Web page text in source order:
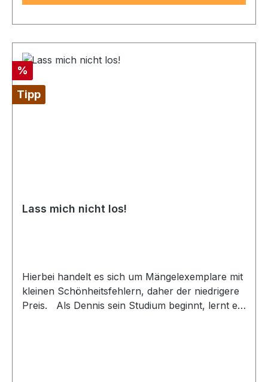
Rabatt
%
Tipp
Lass mich nicht los!
Hierbei handelt es sich um Mängelexemplare mit
kleinen Schönheitsfehlern, daher der niedrigere
Preis. Als Dennis sein Studium beginnt, lernt er